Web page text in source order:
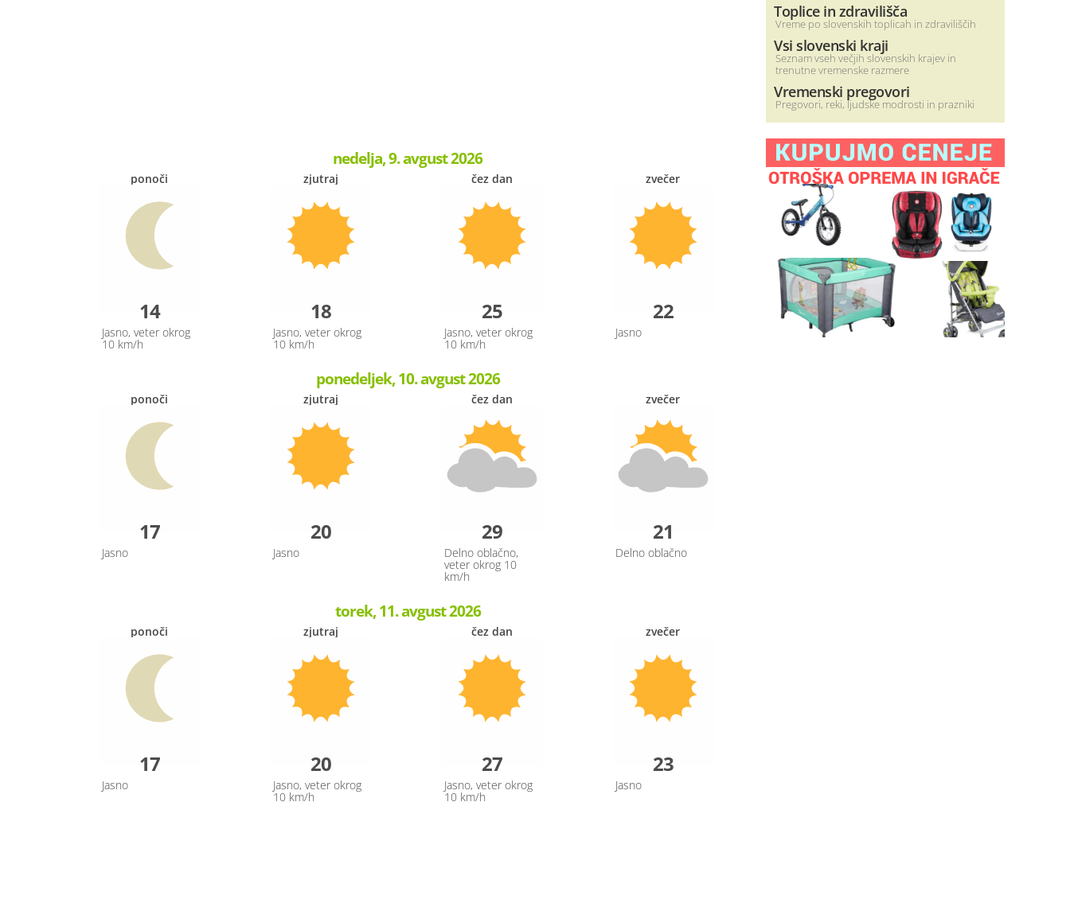
nedelja, 9. avgust 2026
ponoči
14
Jasno, veter okrog
10 km/h
zjutraj
18
Jasno, veter okrog
10 km/h
čez dan
25
Jasno, veter okrog
10 km/h
zvečer
22
Jasno
ponedeljek, 10. avgust 2026
ponoči
17
Jasno
zjutraj
20
Jasno
čez dan
29
Delno oblačno,
veter okrog 10
km/h
zvečer
21
Delno oblačno
torek, 11. avgust 2026
ponoči
17
Jasno
zjutraj
20
Jasno, veter okrog
10 km/h
čez dan
27
Jasno, veter okrog
10 km/h
zvečer
23
Jasno
Toplice in zdravilišča
Vreme po slovenskih toplicah in zdraviliščih
Vsi slovenski kraji
Seznam vseh večjih slovenskih krajev in
trenutne vremenske razmere
Vremenski pregovori
Pregovori, reki, ljudske modrosti in prazniki